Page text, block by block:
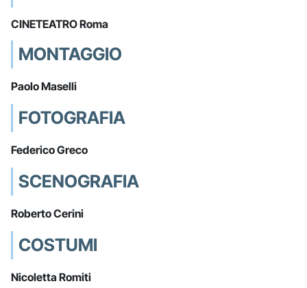
CINETEATRO Roma
MONTAGGIO
Paolo Maselli
FOTOGRAFIA
Federico Greco
SCENOGRAFIA
Roberto Cerini
COSTUMI
Nicoletta Romiti